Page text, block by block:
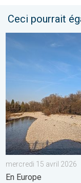
Ceci pourrait
2e mois le plus
mercredi 15 avril 2026
En Europe